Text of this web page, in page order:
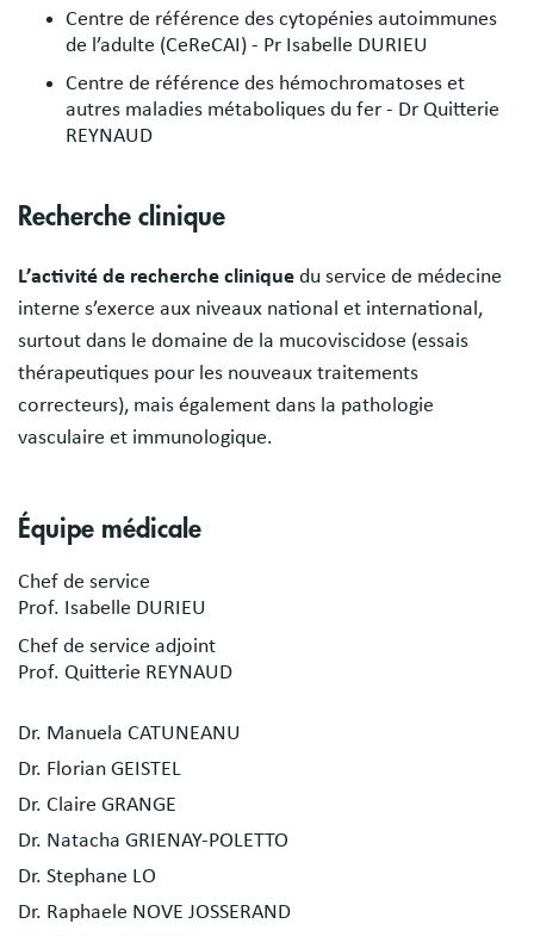
Centre de référence des cytopénies autoimmunes
de l’adulte (CeReCAI) - Pr Isabelle DURIEU
Centre de référence des hémochromatoses et
autres maladies métaboliques du fer - Dr Quitterie
REYNAUD
Recherche clinique
L’activité de recherche clinique du service de médecine
interne s’exerce aux niveaux national et international,
surtout dans le domaine de la mucoviscidose (essais
thérapeutiques pour les nouveaux traitements
correcteurs), mais également dans la pathologie
vasculaire et immunologique.
Équipe médicale
Chef de service
Prof. Isabelle DURIEU
Chef de service adjoint
Prof. Quitterie REYNAUD
Dr. Manuela CATUNEANU
Dr. Florian GEISTEL
Dr. Claire GRANGE
Dr. Natacha GRIENAY-POLETTO
Dr. Stephane LO
Dr. Raphaele NOVE JOSSERAND